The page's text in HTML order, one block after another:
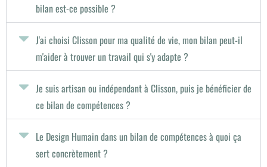
bilan est-ce possible ?
J'ai choisi Clisson pour ma qualité de vie, mon bilan peut-il
m'aider à trouver un travail qui s'y adapte ?
Je suis artisan ou indépendant à Clisson, puis je bénéficier de
ce bilan de compétences ?
Le Design Humain dans un bilan de compétences à quoi ça
sert concrètement ?